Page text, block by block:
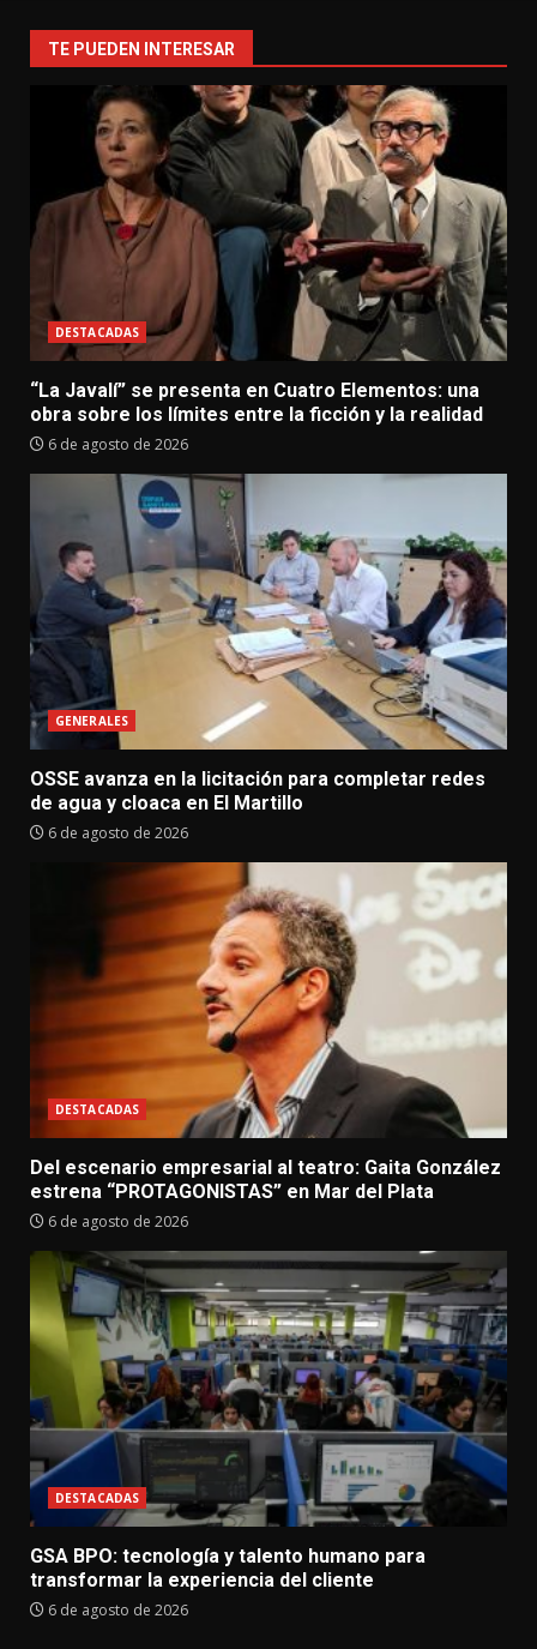
TE PUEDEN INTERESAR
DESTACADAS
“La Javalí” se presenta en Cuatro Elementos: una
obra sobre los límites entre la ficción y la realidad
6 de agosto de 2026
GENERALES
OSSE avanza en la licitación para completar redes
de agua y cloaca en El Martillo
6 de agosto de 2026
DESTACADAS
Del escenario empresarial al teatro: Gaita González
estrena “PROTAGONISTAS” en Mar del Plata
6 de agosto de 2026
DESTACADAS
GSA BPO: tecnología y talento humano para
transformar la experiencia del cliente
6 de agosto de 2026